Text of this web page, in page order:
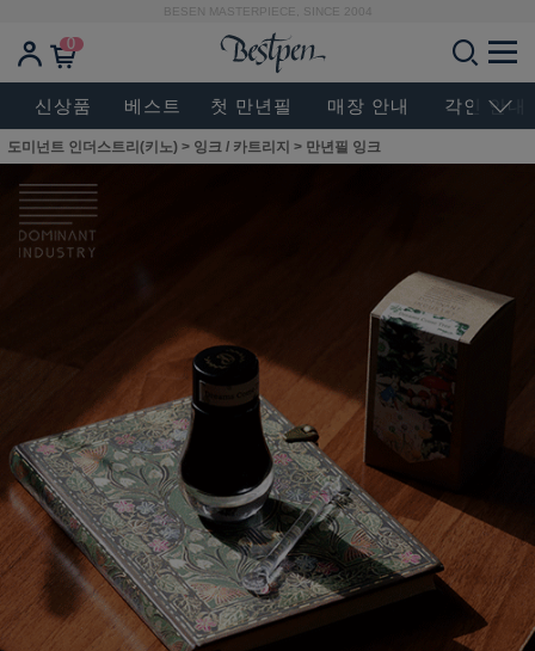
BESEN MASTERPIECE, SINCE 2004
0
신상품 베스트 첫 만년필 매장 안내 각인 안내
도미넌트 인더스트리(키노) > 잉크 / 카트리지 > 만년필 잉크